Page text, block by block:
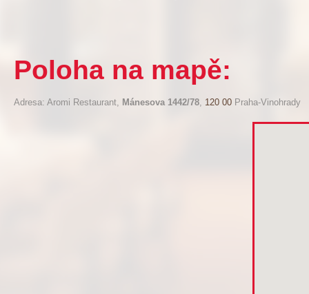
Poloha na mapě:
Adresa: Aromi Restaurant, Mánesova 1442/78, 120 00 Praha-Vinohrady